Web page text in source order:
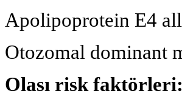
Apolipoprotein E4
Otozomal dominant
Olası risk faktörleri: